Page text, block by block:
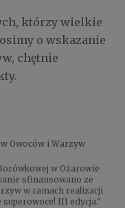
którzy wielkie
o wskazanie
chętnie
Owoców i Warzyw
w Ożarowie
sfinansowano ze
w ramach realizacji
superowoce! III edycja."